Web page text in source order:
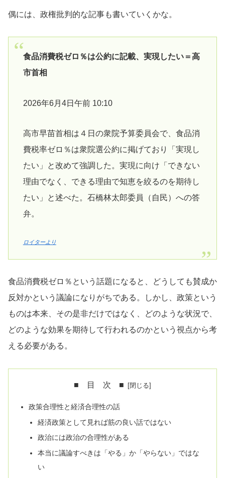
偶には、政権批判的な記事も書いていくかな。
食品消費税ゼロ％は公約に記載、実現したい＝高
市首相
2026年6月4日午前 10:10
高市早苗首相は４日の衆院予算委員会で、食品消
費税率ゼ‌ロ％は衆院選公約に掲げており「実現し
たい」と改めて強調した。実現に向け「でき⁠ない
理由でなく、できる理由で知恵を絞るのを期待し
たい」と述べた。石橋林太郎委員（自民）への答
弁。
ロイターより
食品消費税ゼロ％という話題になると、どうしても賛成か
反対かという議論になりがちである。しかし、政策という
ものは本来、その是非だけではなく、どのような状況で、
どのような効果を期待して行われるのかという視点から考
える必要がある。
■ 目 次 ■
政策合理性と経済合理性の話
経済政策として見れば筋の良い話ではない
政治には政治の合理性がある
本当に議論すべきは「やる」か「やらない」ではな
い